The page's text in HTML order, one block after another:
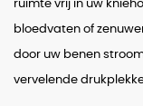
ruimte vrij in uw
bloedvaten of
door uw benen
vervelende